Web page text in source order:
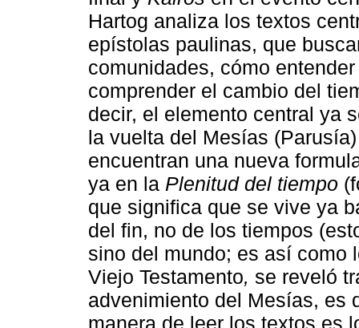
Hartog analiza los textos
epístolas paulinas, que
comunidades, cómo
comprender el cambio del
decir, el elemento central ya
la vuelta del Mesías
encuentran una nueva
ya en la Plenitud del tiempo
que significa que se vive ya
del fin, no de los tiempos
sino del mundo; es así como
Viejo Testamento, se reveló
advenimiento del Mesías, es
manera de leer los textos es